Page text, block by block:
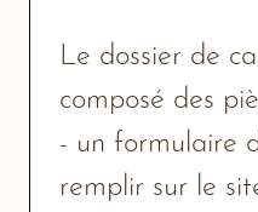
Le dossier de
composé des
- un formulaire
remplir sur le